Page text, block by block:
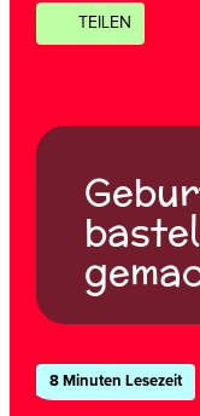
TEILEN
8 Minuten Lesezeit